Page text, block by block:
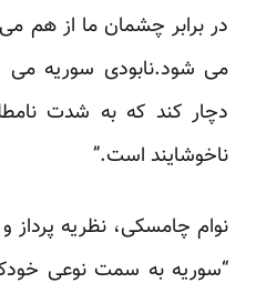
در برابر چشمان ما از هم
می شود.نابودی سوریه می
دچار کند که به شدت
ناخوشایند است.”
نوام چامسکی، نظریه پرداز
“سوریه به سمت نوعی